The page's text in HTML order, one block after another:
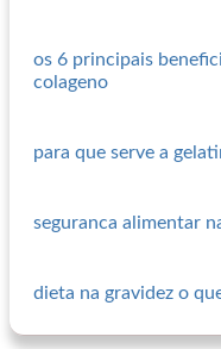
os 6 principais
colageno
para que serve a
seguranca alimentar
dieta na gravidez o